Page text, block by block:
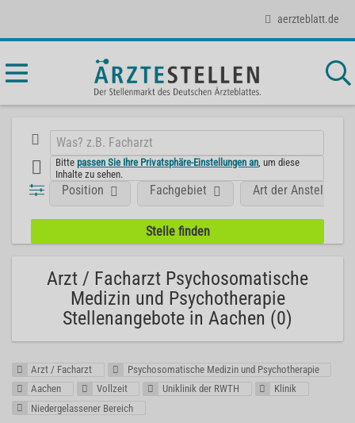
aerzteblatt.de
Bittepassen Sie Ihre Privatsphäre-Einstellungen an , um diese
Inhalte zu sehen.
Position Fachgebiet Art der Anstellung
Arzt / Facharzt Psychosomatische
Medizin und Psychotherapie
Stellenangebote in Aachen (0)
Arzt / Facharzt
Psychosomatische Medizin und Psychotherapie
Aachen
Vollzeit Uniklinik der RWTH
Klinik
Niedergelassener Bereich